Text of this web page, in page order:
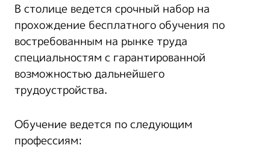
В столице ведется срочный набор на
прохождение бесплатного обучения по
востребованным на рынке труда
специальностям с гарантированной
возможностью дальнейшего
трудоустройства.
Обучение ведется по следующим
профессиям: